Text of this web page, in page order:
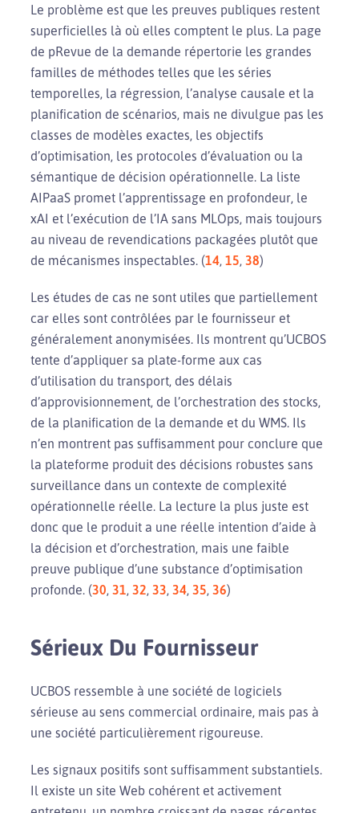
Le problème est que les preuves publiques restent
superficielles là où elles comptent le plus. La page
de pRevue de la demande répertorie les grandes
familles de méthodes telles que les séries
temporelles, la régression, l’analyse causale et la
planification de scénarios, mais ne divulgue pas les
classes de modèles exactes, les objectifs
d’optimisation, les protocoles d’évaluation ou la
sémantique de décision opérationnelle. La liste
AIPaaS promet l’apprentissage en profondeur, le
xAI et l’exécution de l’IA sans MLOps, mais toujours
au niveau de revendications packagées plutôt que
de mécanismes inspectables. (14, 15, 38)
Les études de cas ne sont utiles que partiellement
car elles sont contrôlées par le fournisseur et
généralement anonymisées. Ils montrent qu’UCBOS
tente d’appliquer sa plate-forme aux cas
d’utilisation du transport, des délais
d’approvisionnement, de l’orchestration des stocks,
de la planification de la demande et du WMS. Ils
n’en montrent pas suffisamment pour conclure que
la plateforme produit des décisions robustes sans
surveillance dans un contexte de complexité
opérationnelle réelle. La lecture la plus juste est
donc que le produit a une réelle intention d’aide à
la décision et d’orchestration, mais une faible
preuve publique d’une substance d’optimisation
profonde. (30, 31, 32, 33, 34, 35, 36)
Sérieux Du Fournisseur
UCBOS ressemble à une société de logiciels
sérieuse au sens commercial ordinaire, mais pas à
une société particulièrement rigoureuse.
Les signaux positifs sont suffisamment substantiels.
Il existe un site Web cohérent et activement